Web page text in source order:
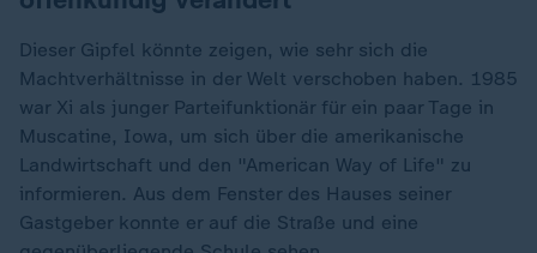
Dieser Gipfel könnte zeigen, wie sehr sich die
Machtverhältnisse in der Welt verschoben haben. 1985
war Xi als junger Parteifunktionär für ein paar Tage in
Muscatine, Iowa, um sich über die amerikanische
Landwirtschaft und den "American Way of Life" zu
informieren. Aus dem Fenster des Hauses seiner
Gastgeber konnte er auf die Straße und eine